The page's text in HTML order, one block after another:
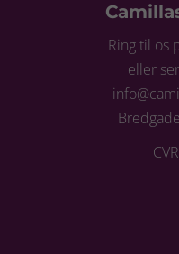
Ring til os
eller